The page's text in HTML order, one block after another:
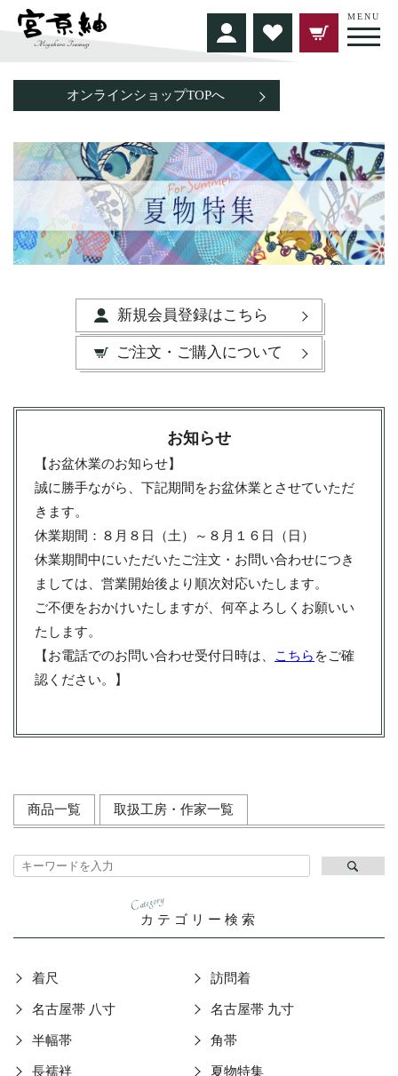
MENU
オンラインショップTOPへ
新規会員登録はこちら
ご注文・ご購入について
お知らせ
【お盆休業のお知らせ】
誠に勝手ながら、下記期間をお盆休業とさせていただ
きます。
休業期間：８月８日（土）～８月１６日（日）
休業期間中にいただいたご注文・お問い合わせにつき
ましては、営業開始後より順次対応いたします。
ご不便をおかけいたしますが、何卒よろしくお願いい
たします。
【お電話でのお問い合わせ受付日時は、
こちら をご確
認ください。】
商品一覧 取扱工房・作家一覧
カテゴリー検索
Category
着尺 訪問着
名古屋帯 八寸 名古屋帯 九寸
半幅帯 角帯
長襦袢 夏物特集